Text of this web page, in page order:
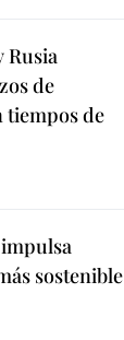
Rusia
de
tiempos de
sostenible